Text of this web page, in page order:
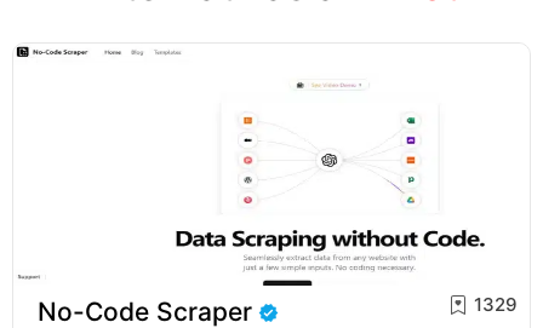
No-Code Scraper 1329